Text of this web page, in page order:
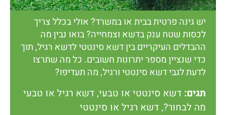
יש גינה פרטית בבית או במשרד? אולי בכלל צריך
לכסות שטח ענק בדשא וצמחייה? בואו נבין מה
ההבדלים העיקריים בין דשא סינטטי לדשא רגיל, תוך
כדי שנציין מספר יתרונות חשובים. כל מה שתרצו
לדעת לגבי דשא סינטטי ורגיל, מה תעדיפו?
תגים: דשא סינטטי או טבעי, דשא רגיל או טבעי
מה לבחור?, דשא רגיל או סינטטי